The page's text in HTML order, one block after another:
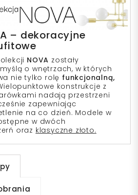
– dekoracyjne
NOVA zostały
o wnętrzach, w których
nie tylko rolę funkcjonalną,
konstrukcje z
nadają przestrzeni
zapewniając
na co dzień. Modele w
w dwóch
oraz klasyczne złoto.